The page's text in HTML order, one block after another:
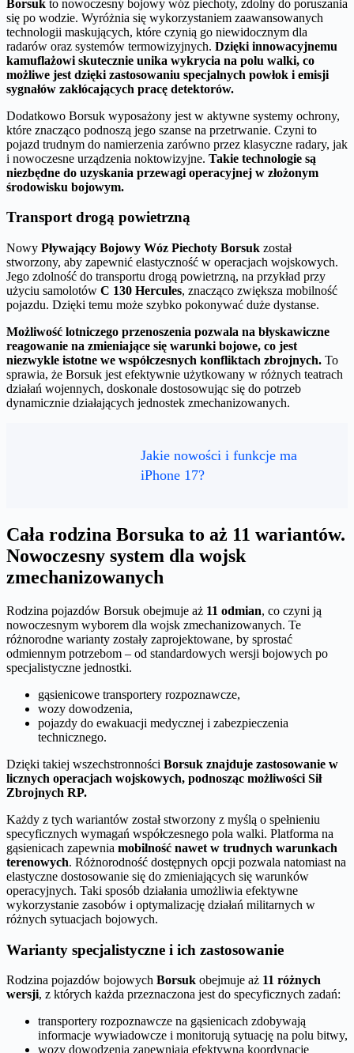
Borsuk to nowoczesny bojowy wóz piechoty, zdolny do poruszania
się po wodzie. Wyróżnia się wykorzystaniem zaawansowanych
technologii maskujących, które czynią go niewidocznym dla
radarów oraz systemów termowizyjnych. Dzięki innowacyjnemu
kamuflażowi skutecznie unika wykrycia na polu walki, co
możliwe jest dzięki zastosowaniu specjalnych powłok i emisji
sygnałów zakłócających pracę detektorów.
Dodatkowo Borsuk wyposażony jest w aktywne systemy ochrony,
które znacząco podnoszą jego szanse na przetrwanie. Czyni to
pojazd trudnym do namierzenia zarówno przez klasyczne radary, jak
i nowoczesne urządzenia noktowizyjne. Takie technologie są
niezbędne do uzyskania przewagi operacyjnej w złożonym
środowisku bojowym.
Transport drogą powietrzną
Nowy Pływający Bojowy Wóz Piechoty Borsuk został
stworzony, aby zapewnić elastyczność w operacjach wojskowych.
Jego zdolność do transportu drogą powietrzną, na przykład przy
użyciu samolotów C 130 Hercules, znacząco zwiększa mobilność
pojazdu. Dzięki temu może szybko pokonywać duże dystanse.
Możliwość lotniczego przenoszenia pozwala na błyskawiczne
reagowanie na zmieniające się warunki bojowe, co jest
niezwykle istotne we współczesnych konfliktach zbrojnych. To
sprawia, że Borsuk jest efektywnie użytkowany w różnych teatrach
działań wojennych, doskonale dostosowując się do potrzeb
dynamicznie działających jednostek zmechanizowanych.
Jakie nowości i funkcje ma
iPhone 17?
Cała rodzina Borsuka to aż 11 wariantów.
Nowoczesny system dla wojsk
zmechanizowanych
Rodzina pojazdów Borsuk obejmuje aż 11 odmian, co czyni ją
nowoczesnym wyborem dla wojsk zmechanizowanych. Te
różnorodne warianty zostały zaprojektowane, by sprostać
odmiennym potrzebom – od standardowych wersji bojowych po
specjalistyczne jednostki.
gąsienicowe transportery rozpoznawcze,
wozy dowodzenia,
pojazdy do ewakuacji medycznej i zabezpieczenia
technicznego.
Dzięki takiej wszechstronności Borsuk znajduje zastosowanie w
licznych operacjach wojskowych, podnosząc możliwości Sił
Zbrojnych RP.
Każdy z tych wariantów został stworzony z myślą o spełnieniu
specyficznych wymagań współczesnego pola walki. Platforma na
gąsienicach zapewnia mobilność nawet w trudnych warunkach
terenowych. Różnorodność dostępnych opcji pozwala natomiast na
elastyczne dostosowanie się do zmieniających się warunków
operacyjnych. Taki sposób działania umożliwia efektywne
wykorzystanie zasobów i optymalizację działań militarnych w
różnych sytuacjach bojowych.
Warianty specjalistyczne i ich zastosowanie
Rodzina pojazdów bojowych Borsuk obejmuje aż 11 różnych
wersji, z których każda przeznaczona jest do specyficznych zadań:
transportery rozpoznawcze na gąsienicach zdobywają
informacje wywiadowcze i monitorują sytuację na polu bitwy,
wozy dowodzenia zapewniają efektywną koordynację